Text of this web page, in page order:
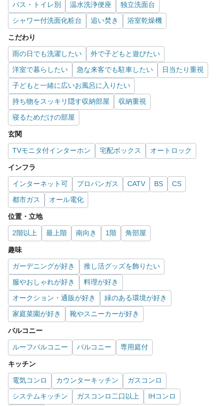
バス・トイレ別 温水洗浄便座
独立洗面台
シャワー付洗面化粧台
追い焚き 浴室乾燥機
こだわり
雨の日でも洗濯したい
外で子どもと遊びたい
洋室で暮らしたい
急な来客でも駐車したい
日当たり重視
子どもと一緒に広いお風呂に入りたい
持ち物をスッキリ隠す収納部屋
収納重視
寝るためだけの部屋
玄関
TVモニタ付インターホン 宅配ボックス オートロック
インフラ
インターネット可 プロパンガス CATV BS
CS
都市ガス
オール電化
位置・立地
2階以上 最上階 南向き 1階 角部屋
趣味
ガーデニングが好き
推し活グッズを飾りたい
服やおしゃれが好き
料理が好き
オークション・通販が好き
緑のある環境が好き
家庭菜園が好き
靴やスニーカーが好き
バルコニー
ルーフバルコニー バルコニー 専用庭付
キッチン
電気コンロ カウンターキッチン
ガスコンロ
システムキッチン
ガスコンロ二口以上
IHコンロ